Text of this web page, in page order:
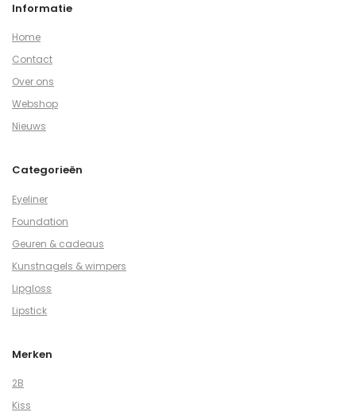
Informatie
Home
Contact
Over ons
Webshop
Nieuws
Categorieën
Eyeliner
Foundation
Geuren & cadeaus
Kunstnagels & wimpers
Lipgloss
Lipstick
Merken
2B
Kiss